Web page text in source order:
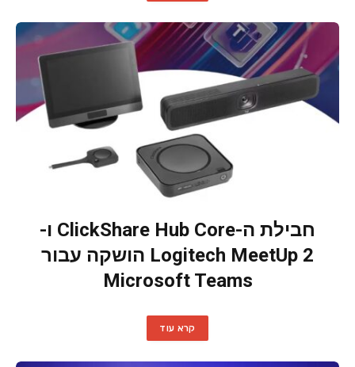
חבילת ה-ClickShare Hub Core ו-
Logitech MeetUp 2 הושקה עבור
Microsoft Teams
קרא עוד